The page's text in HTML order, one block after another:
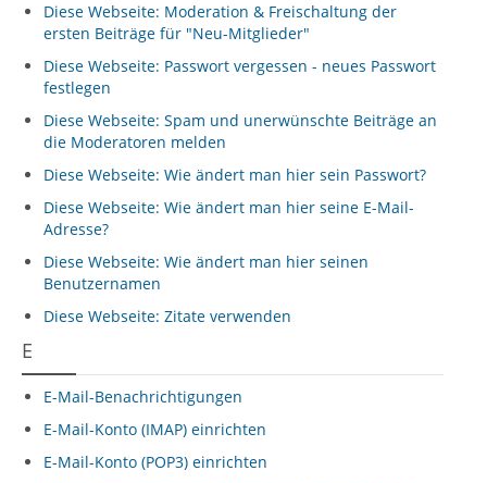
Diese Webseite: Moderation & Freischaltung der
ersten Beiträge für "Neu-Mitglieder"
Diese Webseite: Passwort vergessen - neues Passwort
festlegen
Diese Webseite: Spam und unerwünschte Beiträge an
die Moderatoren melden
Diese Webseite: Wie ändert man hier sein Passwort?
Diese Webseite: Wie ändert man hier seine E-Mail-
Adresse?
Diese Webseite: Wie ändert man hier seinen
Benutzernamen
Diese Webseite: Zitate verwenden
E
E-Mail-Benachrichtigungen
E-Mail-Konto (IMAP) einrichten
E-Mail-Konto (POP3) einrichten